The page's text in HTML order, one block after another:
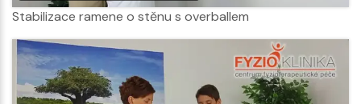
Stabilizace ramene o stěnu s overballem